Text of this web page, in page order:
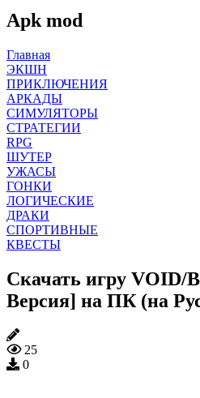
Apk mod
Главная
ЭКШН
ПРИКЛЮЧЕНИЯ
АРКАДЫ
СИМУЛЯТОРЫ
СТРАТЕГИИ
RPG
ШУТЕР
УЖАСЫ
ГОНКИ
ЛОГИЧЕСКИЕ
ДРАКИ
СПОРТИВНЫЕ
КВЕСТЫ
Скачать игру VOID/
Версия] на ПК (на
25
0